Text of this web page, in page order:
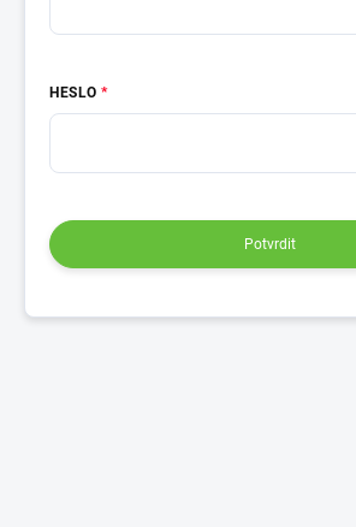
HESLO
Potvrdit